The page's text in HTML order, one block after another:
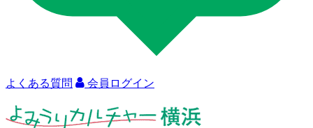
よくある質問 会員ログイン